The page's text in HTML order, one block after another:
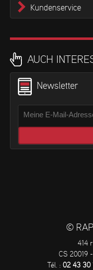
Kundenservice
AUCH
Newsletter
©
414
CS 20019 -
Tél. : 02 43 30